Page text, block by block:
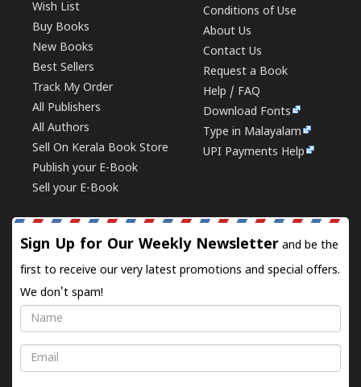
Wish List
Buy Books
New Books
Best Sellers
Track My Order
All Publishers
All Authors
Sell On Kerala Book Store
Publish your E-Book
Sell your E-Book
Conditions of Use
About Us
Contact Us
Request a Book
Help / FAQ
Download Fonts
Type in Malayalam
UPI Payments Help
Sign Up for Our Weekly Newsletter and be the
first to receive our very latest promotions and special offers.
We don't spam!
Name
Email